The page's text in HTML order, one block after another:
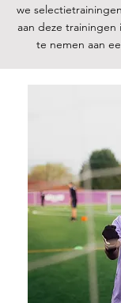
we
aan deze
te nemen aan